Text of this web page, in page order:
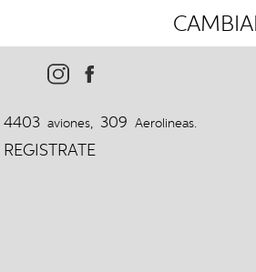
4403 aviones, 309 Aerolineas.
REGISTRATE